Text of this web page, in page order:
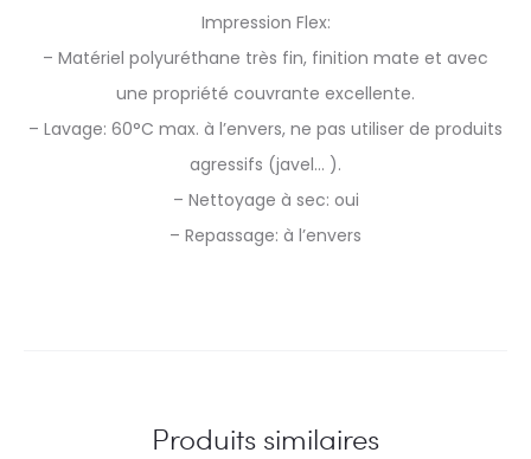
Impression Flex:
– Matériel polyuréthane très fin, finition mate et avec
une propriété couvrante excellente.
– Lavage: 60°C max. à l’envers, ne pas utiliser de produits
agressifs (javel… ).
– Nettoyage à sec: oui
– Repassage: à l’envers
Produits similaires